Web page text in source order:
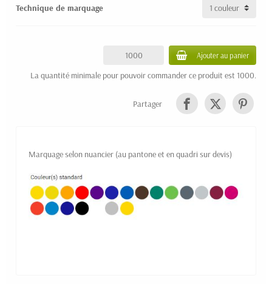
Technique de marquage
Ajouter au panier
La quantité minimale pour pouvoir commander ce produit est 1000.
Partager
Marquage selon nuancier (au pantone et en quadri sur devis)